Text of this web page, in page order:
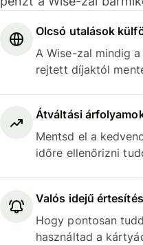
Olcsó utalások
A Wise-zal mindig
rejtett díjaktól
Átváltási
Mentsd el a
időre ellenőrizni
Valós idejű
Hogy pontosan
használtad a